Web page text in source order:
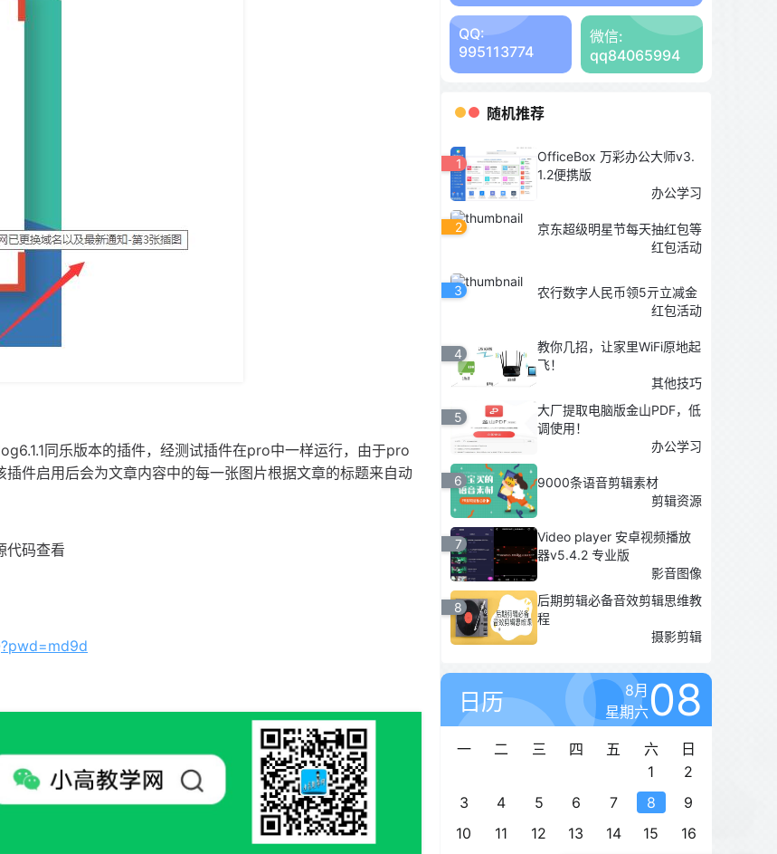
同乐版本的插件，经测试插件在pro中一样运行，由于pro
件启用后会为文章内容中的每一张图片根据文章的标题来自动
代码查看
QQ:
995113774
微信:
qq84065994
随机推荐
1
OfficeBox 万彩办公大师v3.
1.2便携版
办公学习
2
京东超级明星节每天抽红包等
红包活动
3
农行数字人民币领5亓立减金
红包活动
4
教你几招，让家里WiFi原地起
飞！
其他技巧
5
大厂提取电脑版金山PDF，低
调使用！
办公学习
6
9000条语音剪辑素材
剪辑资源
7
Video player 安卓视频播放
器v5.4.2 专业版
影音图像
8
后期剪辑必备音效剪辑思维教
程
摄影剪辑
日历
8月
星期六08
一 二 三 四 五 六
日
1
2
3
4 5 6 7 8
9
10
11 12 13 14 15
16